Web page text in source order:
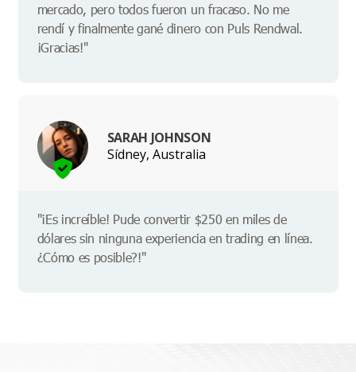
mercado, pero todos fueron un fracaso. No me
rendí y finalmente gané dinero con Puls Rendwal.
¡Gracias!"
SARAH JOHNSON
Sídney, Australia
"¡Es increíble! Pude convertir $250 en miles de
dólares sin ninguna experiencia en trading en línea.
¿Cómo es posible?!"